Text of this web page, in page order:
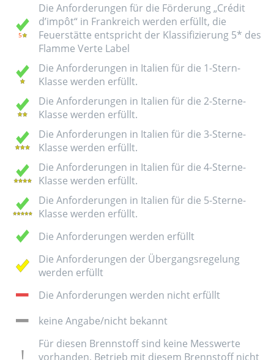
Die Anforderungen für die Förderung „Crédit
d’impôt“ in Frankreich werden erfüllt, die
Feuerstätte entspricht der Klassifizierung 5* des
Flamme Verte Label
Die Anforderungen in Italien für die 1-Stern-
Klasse werden erfüllt.
Die Anforderungen in Italien für die 2-Sterne-
Klasse werden erfüllt.
Die Anforderungen in Italien für die 3-Sterne-
Klasse werden erfüllt.
Die Anforderungen in Italien für die 4-Sterne-
Klasse werden erfüllt.
Die Anforderungen in Italien für die 5-Sterne-
Klasse werden erfüllt.
Die Anforderungen werden erfüllt
Die Anforderungen der Übergangsregelung
werden erfüllt
Die Anforderungen werden nicht erfüllt
keine Angabe/nicht bekannt
Für diesen Brennstoff sind keine Messwerte
vorhanden, Betrieb mit diesem Brennstoff nicht